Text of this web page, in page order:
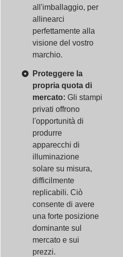
all'imballaggio, per
allinearci
perfettamente alla
visione del vostro
marchio.
Proteggere la
propria quota di
mercato:Gli stampi
privati offrono
l'opportunità di
produrre
apparecchi di
illuminazione
solare su misura,
difficilmente
replicabili. Ciò
consente di avere
una forte posizione
dominante sul
mercato e sui
prezzi.